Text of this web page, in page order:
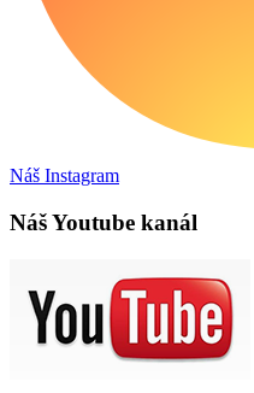
Náš Instagram
Náš Youtube kanál